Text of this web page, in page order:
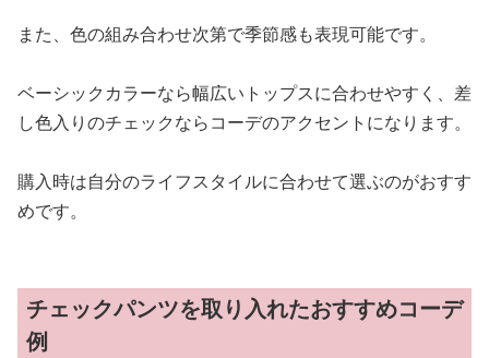
また、色の組み合わせ次第で季節感も表現可能です。
ベーシックカラーなら幅広いトップスに合わせやすく、差
し色入りのチェックならコーデのアクセントになります。
購入時は自分のライフスタイルに合わせて選ぶのがおすす
めです。
チェックパンツを取り入れたおすすめコーデ
例